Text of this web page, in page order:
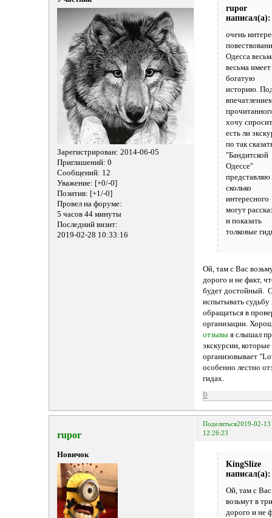
Зарегистрирован: 2014-06-05
Приглашений: 0
Сообщений: 12
Уважение: [+0/-0]
Позитив: [+1/-0]
Провел на форуме:
5 часов 44 минуты
Последний визит:
2019-02-28 10:33:16
rupor
написал(а):
очень
Одесса
весьма имеет
богатую
историю.
хочу
есть ли
по так
"Бандитской
Одессе"
представляю
сколько
интересного
могут
и показать
толковые
Ой, там с Вас
дорого и не факт,
будет достойный.
испытывать судьбу
обращаться в
организации.
отзывы я слышал
экскурсии, которые
организовывает
особенно лестно
гидах.
0
Поделиться2019-02-13
12:26:23
rupor
Новичок
KingSlize
написал(а):
Ой, там с Вас
возьмут в
дорого и не